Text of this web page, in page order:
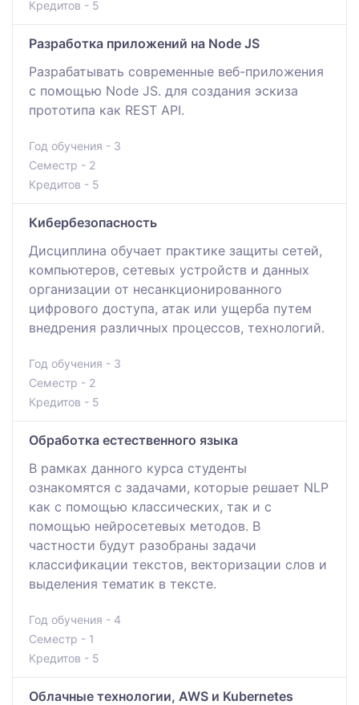
Кредитов - 5
Разработка приложений на Node JS
Разрабатывать современные веб-приложения
с помощью Node JS. для создания эскиза
прототипа как REST API.
Год обучения - 3
Семестр - 2
Кредитов - 5
Кибербезопасность
Дисциплина обучает практике защиты сетей,
компьютеров, сетевых устройств и данных
организации от несанкционированного
цифрового доступа, атак или ущерба путем
внедрения различных процессов, технологий.
Год обучения - 3
Семестр - 2
Кредитов - 5
Обработка естественного языка
В рамках данного курса студенты
ознакомятся с задачами, которые решает NLP
как с помощью классических, так и с
помощью нейросетевых методов. В
частности будут разобраны задачи
классификации текстов, векторизации слов и
выделения тематик в тексте.
Год обучения - 4
Семестр - 1
Кредитов - 5
Облачные технологии, AWS и Kubernetes